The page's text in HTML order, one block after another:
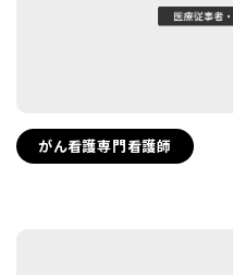
がん看護専門看護師